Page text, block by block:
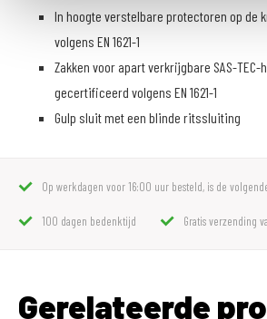
In hoogte verstelbare protectoren op de
volgens EN 1621-1
Zakken voor apart verkrijgbare SAS-
gecertificeerd volgens EN 1621-1
Gulp sluit met een blinde ritssluiting
Op werkdagen voor 16:00 uur besteld, is de
100 dagen bedenktijd Gratis verzending
Gerelateerde